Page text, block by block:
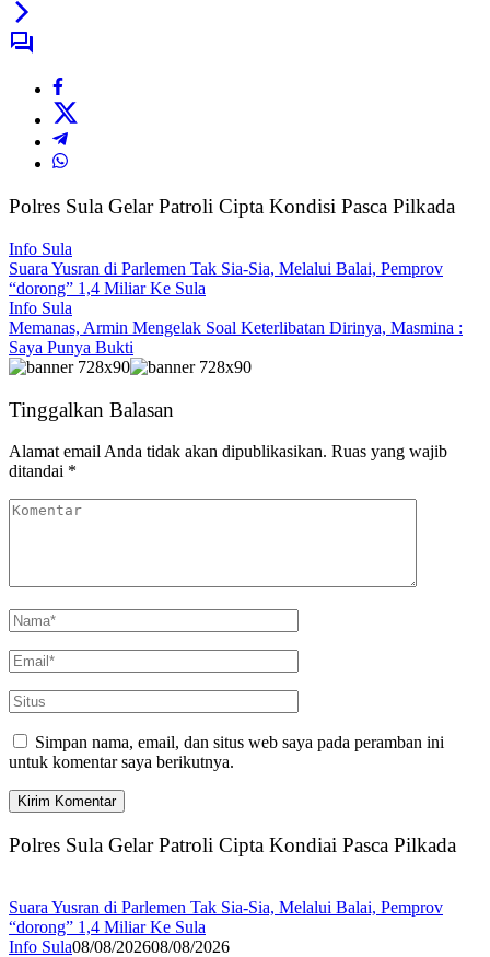
Polres Sula Gelar Patroli Cipta Kondisi Pasca Pilkada
Info Sula
Suara Yusran di Parlemen Tak Sia-Sia, Melalui Balai, Pemprov
“dorong” 1,4 Miliar Ke Sula
Info Sula
Memanas, Armin Mengelak Soal Keterlibatan Dirinya, Masmina :
Saya Punya Bukti
Tinggalkan Balasan
Alamat email Anda tidak akan dipublikasikan. Ruas yang wajib
ditandai *
Simpan nama, email, dan situs web saya pada peramban ini
untuk komentar saya berikutnya.
Polres Sula Gelar Patroli Cipta Kondiai Pasca Pilkada
Suara Yusran di Parlemen Tak Sia-Sia, Melalui Balai, Pemprov
“dorong” 1,4 Miliar Ke Sula
Info Sula08/08/202608/08/2026